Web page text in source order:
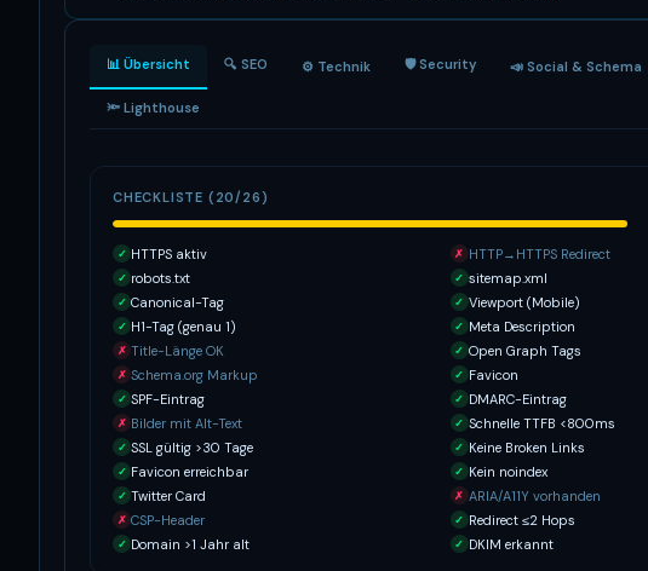
📊 Übersicht 🔍 SEO ⚙️ Technik 🛡 Security 📣 Social & Schema
🔦 Lighthouse
CHECKLISTE (20/26)
✓ HTTPS aktiv ✗ HTTP→HTTPS Redirect
✓ robots.txt ✓ sitemap.xml
✓ Canonical-Tag ✓ Viewport (Mobile)
✓ H1-Tag (genau 1) ✓ Meta Description
✗ Title-Länge OK ✓ Open Graph Tags
✗ Schema.org Markup ✓ Favicon
✓ SPF-Eintrag ✓ DMARC-Eintrag
✗ Bilder mit Alt-Text ✓ Schnelle TTFB <800ms
✓ SSL gültig >30 Tage ✓ Keine Broken Links
✓ Favicon erreichbar ✓ Kein noindex
✓ Twitter Card ✗ ARIA/A11Y vorhanden
✗ CSP-Header ✓ Redirect ≤2 Hops
✓ Domain >1 Jahr alt ✓ DKIM erkannt